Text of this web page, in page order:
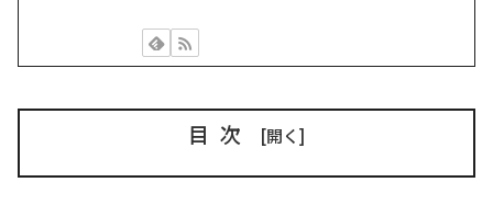
目次